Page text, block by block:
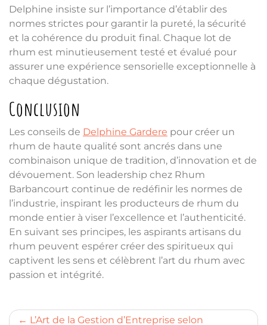
Delphine insiste sur l’importance d’établir des
normes strictes pour garantir la pureté, la sécurité
et la cohérence du produit final. Chaque lot de
rhum est minutieusement testé et évalué pour
assurer une expérience sensorielle exceptionnelle à
chaque dégustation.
Conclusion
Les conseils de Delphine Gardere pour créer un
rhum de haute qualité sont ancrés dans une
combinaison unique de tradition, d’innovation et de
dévouement. Son leadership chez Rhum
Barbancourt continue de redéfinir les normes de
l’industrie, inspirant les producteurs de rhum du
monde entier à viser l’excellence et l’authenticité.
En suivant ses principes, les aspirants artisans du
rhum peuvent espérer créer des spiritueux qui
captivent les sens et célèbrent l’art du rhum avec
passion et intégrité.
PostL’Art de la Gestion d’Entreprise selon